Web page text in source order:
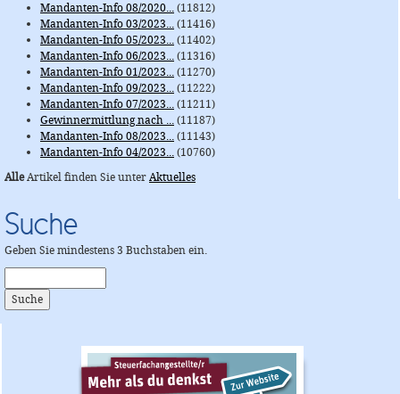
Mandanten-Info 08/2020...(11812)
Mandanten-Info 03/2023...(11416)
Mandanten-Info 05/2023...(11402)
Mandanten-Info 06/2023...(11316)
Mandanten-Info 01/2023...(11270)
Mandanten-Info 09/2023...(11222)
Mandanten-Info 07/2023...(11211)
Gewinnermittlung nach ...(11187)
Mandanten-Info 08/2023...(11143)
Mandanten-Info 04/2023...(10760)
AlleArtikel finden Sie unterAktuelles
Suche
Geben Sie mindestens 3 Buchstaben ein.